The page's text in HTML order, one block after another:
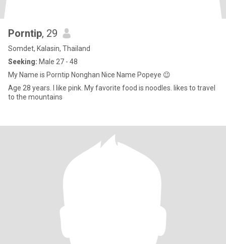
Porntip, 29
Somdet, Kalasin, Thailand
Seeking: Male 27 - 48
My Name is Porntip Nonghan Nice Name Popeye 😉
Age 28 years. I like pink. My favorite food is noodles. likes to travel
to the mountains